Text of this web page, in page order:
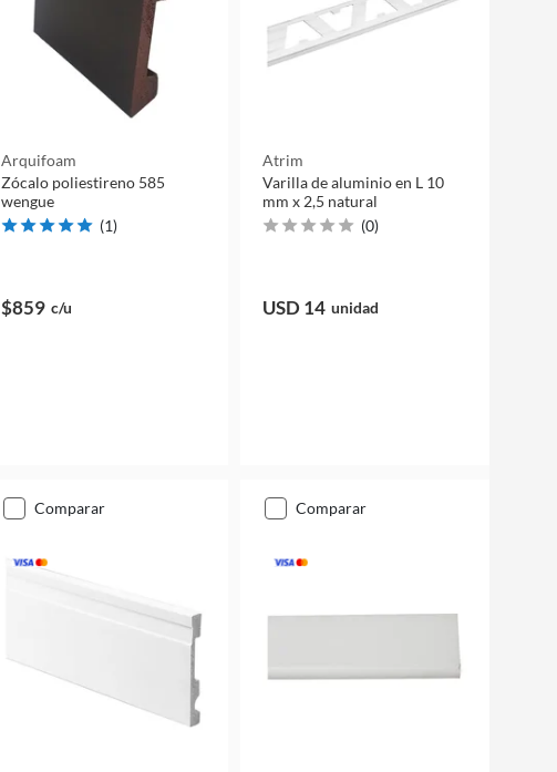
Arquifoam
Zócalo poliestireno 585
wengue
(1)
$859 c/u
Atrim
Varilla de aluminio en L 10
mm x 2,5 natural
(0)
USD 14 unidad
comparar comparar